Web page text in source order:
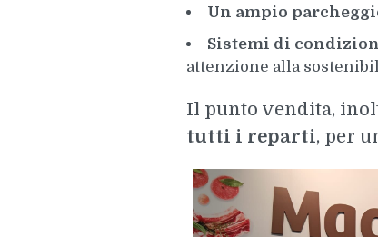
Un ampio
Sistemi di
attenzione alla
Il punto vendita,
tutti i reparti, per